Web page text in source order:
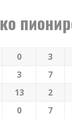
0 3
3 7
13 2
0 7